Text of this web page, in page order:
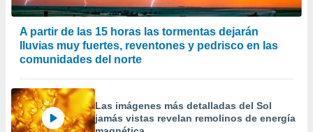
A partir de las 15 horas las tormentas dejarán
lluvias muy fuertes, reventones y pedrisco en las
comunidades del norte
Las imágenes más detalladas del Sol
jamás vistas revelan remolinos de energía